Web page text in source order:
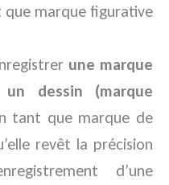
marque figurative
une marque
dessin (marque
tant que marque de
revêt la précision
d’une